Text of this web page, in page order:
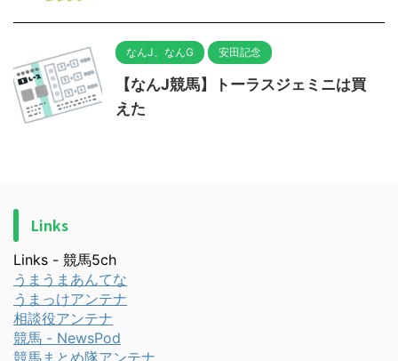
なんJ、なんG 安田記念
【なんJ競馬】トーラスジェミニは買
えた
Links
Links - 競馬5ch
うまうまあんてな
うまっけアンテナ
相談役アンテナ
競馬 - NewsPod
競馬まとめ隊アンテナ